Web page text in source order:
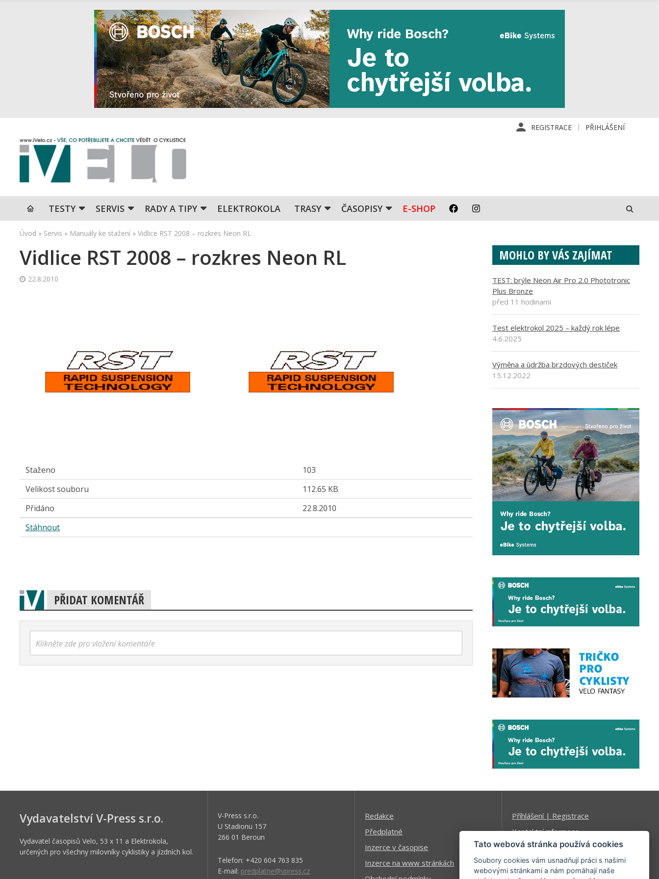
REGISTRACE PŘIHLÁŠENÍ
TESTY SERVIS RADY A TIPY ELEKTROKOLA TRASY ČASOPISY E-SHOP
Úvod » Servis » Manuály ke stažení » Vidlice RST 2008 – rozkres Neon RL
Vidlice RST 2008 – rozkres Neon RL
22.8.2010
Staženo
103
Velikost souboru
112.65 KB
Přidáno
22.8.2010
Stáhnout
PŘIDAT KOMENTÁŘ
Klikněte zde pro vložení komentáře
MOHLO BY VÁS ZAJÍMAT
TEST: brýle Neon Air Pro 2.0 Phototronic
Plus Bronze
před 11 hodinami
Test elektrokol 2025 – každý rok lépe
4.6.2025
Výměna a údržba brzdových destiček
15.12.2022
Vydavatelství V-Press s.r.o.
Vydavatel časopisů Velo, 53 x 11 a Elektrokola,
určených pro všechny milovníky cyklistiky a jízdních kol.
V-Press s.r.o.
U Stadionu 157
266 01 Beroun
Telefon: +420 604 763 835
E-mail: predplatne@vpress.cz
Redakce
Předplatné
Inzerce v časopise
Inzerce na www stránkách
Příhlášení | Registrace
Kontaktní informace
Mapa stránek
Tato webová stránka používá cookies
Soubory cookies vám usnadňují práci s našimi
webovými stránkami a nám pomáhají naše